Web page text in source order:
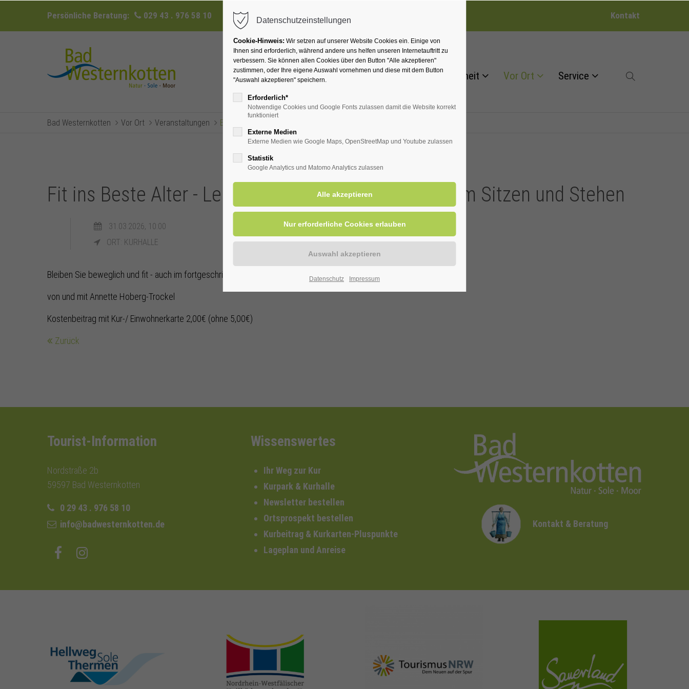
Persönliche Beratung: 029 43 . 976 58 10 info@badwesternkotten.de Kontakt
Ihr Heilbad Übernachten Für Ihre Gesundheit Vor Ort Service
Bad Westernkotten Vor Ort Veranstaltungen Eventsreader (Timeline)
Fit ins Beste Alter - Leichte Gymnastik für Senioren im Sitzen und Stehen
31.03.2026, 10:00
ORT: KURHALLE
Bleiben Sie beweglich und fit - auch im fortgeschrittenen Alter
von und mit Annette Hoberg-Trockel
Kostenbeitrag mit Kur-/ Einwohnerkarte 2,00€ (ohne 5,00€)
Zurück
Tourist-Information
Nordstraße 2b
59597 Bad Westernkotten
0 29 43 . 976 58 10
info@badwesternkotten.de
Wissenswertes
Ihr Weg zur Kur
Kurpark & Kurhalle
Newsletter bestellen
Ortsprospekt bestellen
Kurbeitrag & Kurkarten-Pluspunkte
Lageplan und Anreise
Kontakt & Beratung
hellweg-sole-
thermen.de
heilbaeder.de
nrw-tourismus.de sauerland.com
Datenschutzeinstellungen
Cookie-Hinweis: Wir setzen auf unserer Website Cookies ein. Einige von
Ihnen sind erforderlich, während andere uns helfen unseren Internetauftritt zu
verbessern. Sie können allen Cookies über den Button "Alle akzeptieren"
zustimmen, oder Ihre eigene Auswahl vornehmen und diese mit dem Button
"Auswahl akzeptieren" speichern.
Erforderlich*
Notwendige Cookies und Google Fonts zulassen damit die Website korrekt
funktioniert
Externe Medien
Externe Medien wie Google Maps, OpenStreetMap und Youtube zulassen
Statistik
Google Analytics und Matomo Analytics zulassen
Datenschutz Impressum